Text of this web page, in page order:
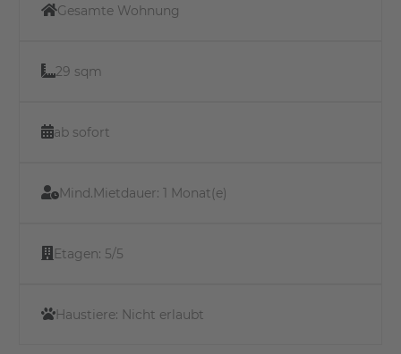
Gesamte Wohnung
29 sqm
ab sofort
Mind.Mietdauer: 1 Monat(e)
Etagen: 5/5
Haustiere: Nicht erlaubt